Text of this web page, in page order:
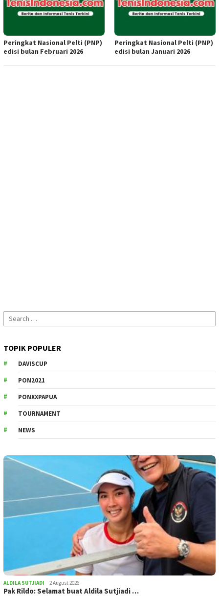
Peringkat Nasional Pelti (PNP)
edisi bulan Februari 2026
Peringkat Nasional Pelti (PNP)
edisi bulan Januari 2026
Search
for:
TOPIK POPULER
DAVISCUP
PON2021
PONXXPAPUA
TOURNAMENT
NEWS
ALDILA SUTJIADI 2 August 2026
Pak Rildo: Selamat buat Aldila Sutjiadi …